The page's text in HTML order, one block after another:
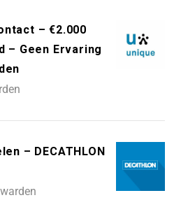
– €2.000
– Geen Ervaring
– DECATHLON